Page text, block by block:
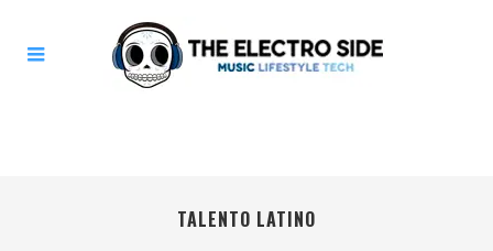
TALENTO LATINO